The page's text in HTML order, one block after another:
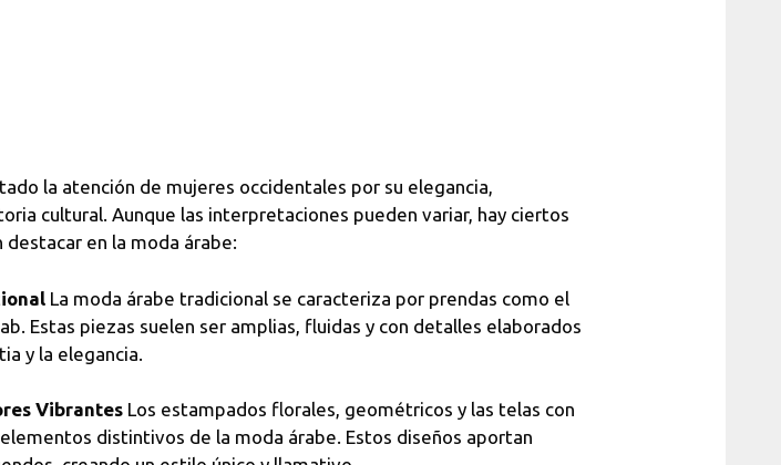
la atención de mujeres occidentales por su elegancia,
cultural. Aunque las interpretaciones pueden variar, hay ciertos
en la moda árabe:
La moda árabe tradicional se caracteriza por prendas como el
Estas piezas suelen ser amplias, fluidas y con detalles elaborados
y la elegancia.
Vibrantes Los estampados florales, geométricos y las telas con
distintivos de la moda árabe. Estos diseños aportan